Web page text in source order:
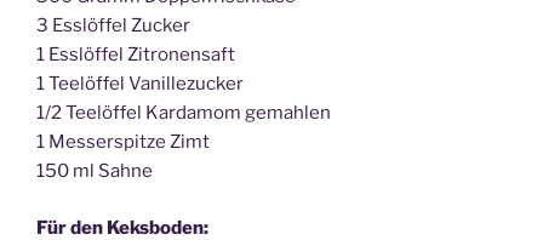
3 Esslöffel Zucker
1 Esslöffel Zitronensaft
1 Teelöffel Vanillezucker
1/2 Teelöffel Kardamom gemahlen
1 Messerspitze Zimt
150 ml Sahne
Für den Keksboden: